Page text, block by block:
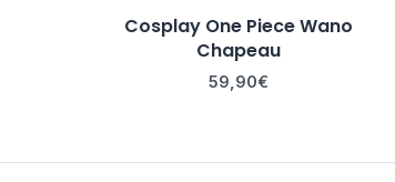
Cosplay One Piece Wano
Chapeau
59,90€